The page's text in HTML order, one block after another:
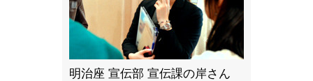
明治座 宣伝部 宣伝課の岸さん